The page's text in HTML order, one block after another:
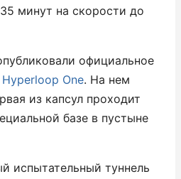
минут на скорости до
официальное
Hyperloop One. На нем
из капсул проходит
базе в пустыне
испытательный туннель